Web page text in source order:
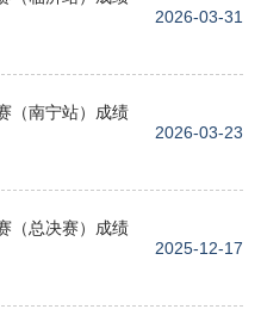
2026-03-31
（南宁站）成绩
2026-03-23
（总决赛）成绩
2025-12-17